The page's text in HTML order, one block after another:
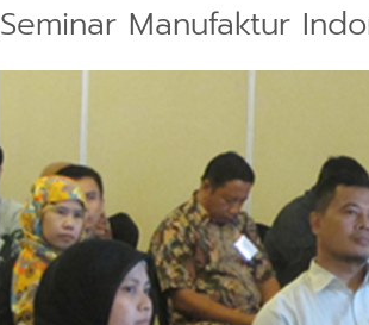
Seminar Manufaktur